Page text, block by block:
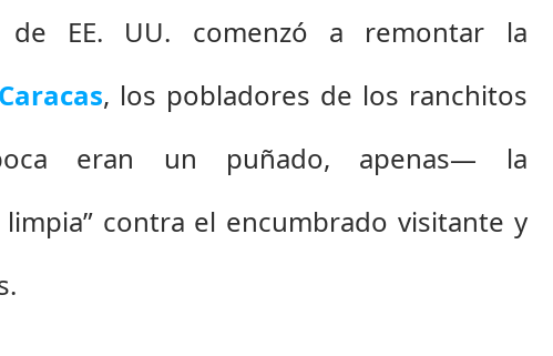
de EE. UU. comenzó a remontar la
Caracas, los pobladores de los ranchitos
eran un puñado, apenas— la
contra el encumbrado visitante y